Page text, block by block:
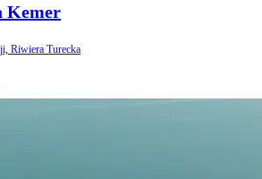
Kemer
Riwiera Turecka